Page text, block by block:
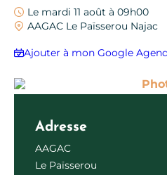
Le mardi 11 août à 09h00
AAGAC Le Païsserou Najac
Ajouter à mon Google
Adresse
AAGAC
Le Païsserou